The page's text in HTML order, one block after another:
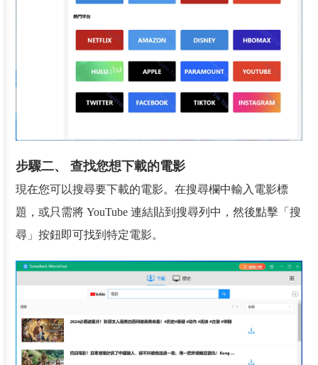
步驟二、 查找您想下載的電影
現在您可以搜尋要下載的電影。在搜尋欄中輸入電影標
題，或只需將 YouTube 連結貼到搜尋列中，然後點擊「搜
尋」按鈕即可找到特定電影。